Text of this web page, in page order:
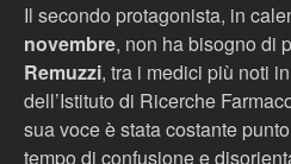
Il secondo protagonista, in
novembre, non ha bisogno di
Remuzzi, tra i medici più noti
dell’Istituto di Ricerche
sua voce è stata costante
tempo di confusione e